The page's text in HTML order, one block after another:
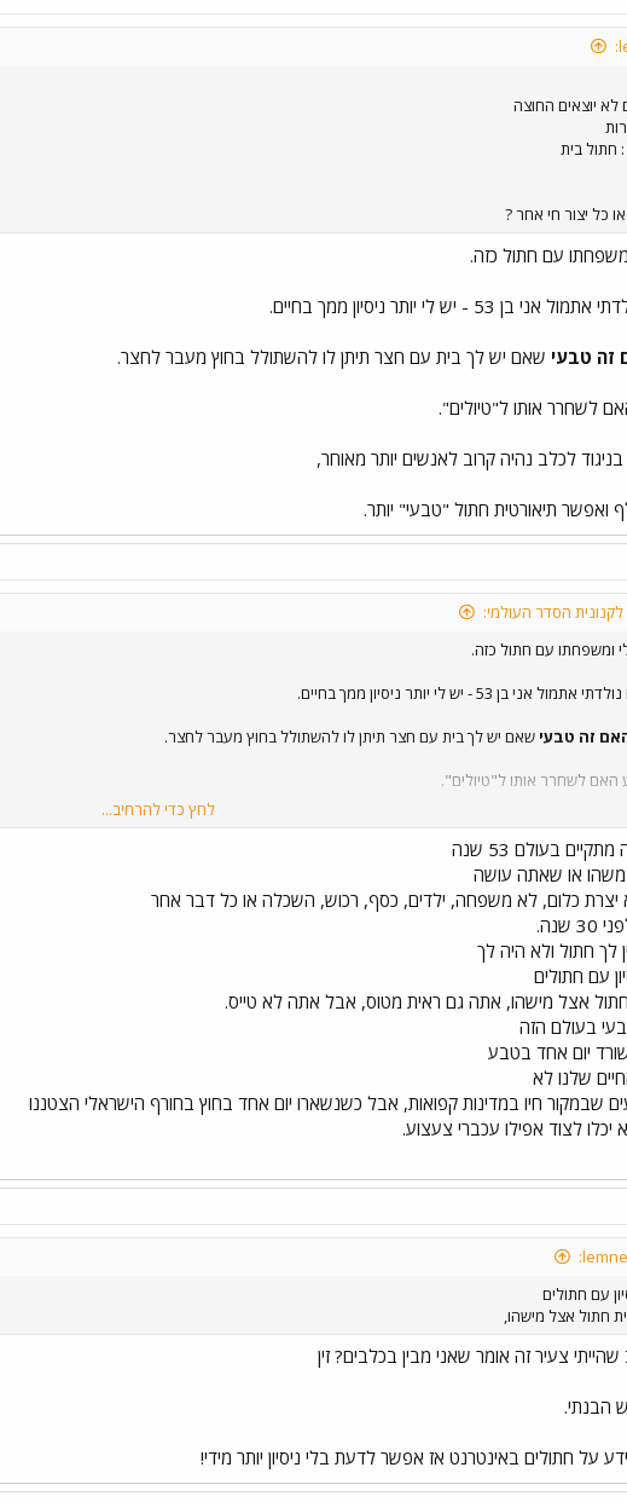
לא יוצאים החוצה
חתול בית
כל יצור חי אחר ?
עם חתול כזה.
- יש לי יותר ניסיון ממך בחיים.
זה טבעי שאם יש לך בית עם חצר תיתן לו להשתולל בחוץ מעבר לחצר.
לשחרר אותו ל"טיולים".
לכלב נהיה קרוב לאנשים יותר מאוחר,
ואפשר תיאורטית חתול "טבעי" יותר.
הסדר העולמי:
ומשפחתו עם חתול כזה.
בן 53 - יש לי יותר ניסיון ממך בחיים.
זה טבעי שאם יש לך בית עם חצר תיתן לו להשתולל בחוץ מעבר לחצר.
האם לשחרר אותו ל"טיולים".
ואפשר תיאורטית חתול "טבעי" יותר.
לחץ כדי להרחיב...
או שאתה עושה
יצרת כלום, לא משפחה, ילדים, כסף, רכוש, השכלה או כל דבר אחר
עם חתולים
אצל מישהו, אתה גם ראית מטוס, אבל אתה לא טייס.
שבמקור חיו במדינות קפואות, אבל כשנשארו יום אחד בחוץ בחורף הישראלי הצטננו
יכלו לצוד אפילו עכברי צעצוע.
עם חתולים
חתול אצל מישהו,
צעיר זה אומר שאני מבין בכלבים? זין
הבנתי.
על חתולים באינטרנט אז אפשר לדעת בלי ניסיון יותר מידי!